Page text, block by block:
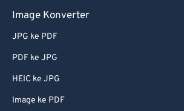
Image Konverter
JPG ke PDF
PDF ke JPG
HEIC ke JPG
Image ke PDF